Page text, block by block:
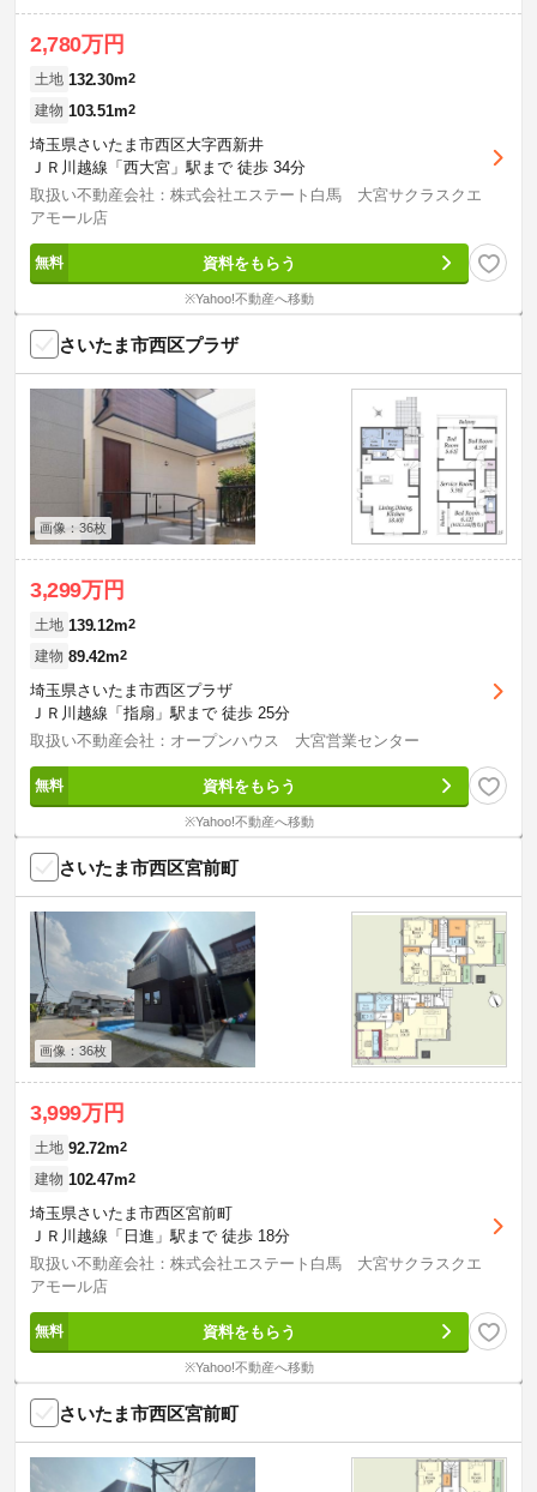
2,780万円
土地 132.30m2
建物 103.51m2
埼玉県さいたま市西区大字西新井
ＪＲ川越線「西大宮」駅まで 徒歩 34分
取扱い不動産会社：株式会社エステート白馬 大宮サクラスクエ
アモール店
資料をもらう
※Yahoo!不動産へ移動
さいたま市西区プラザ
画像：36枚
3,299万円
土地 139.12m2
建物 89.42m2
埼玉県さいたま市西区プラザ
ＪＲ川越線「指扇」駅まで 徒歩 25分
取扱い不動産会社：オープンハウス 大宮営業センター
資料をもらう
※Yahoo!不動産へ移動
さいたま市西区宮前町
画像：36枚
3,999万円
土地 92.72m2
建物 102.47m2
埼玉県さいたま市西区宮前町
ＪＲ川越線「日進」駅まで 徒歩 18分
取扱い不動産会社：株式会社エステート白馬 大宮サクラスクエ
アモール店
資料をもらう
※Yahoo!不動産へ移動
さいたま市西区宮前町